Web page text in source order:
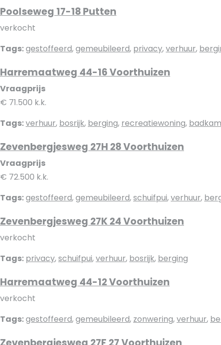
Poolseweg 17-18 Putten
verkocht
Tags:gestoffeerd,gemeubileerd, privacy,verhuur,
Harremaatweg 44-16 Voorthuizen
Vraagprijs
€ 71.500 k.k.
Tags:verhuur, bosrijk, berging, recreatiewoning,
Zevenbergjesweg 27H 28 Voorthuizen
Vraagprijs
€ 72.500 k.k.
Tags:gestoffeerd,gemeubileerd,schuifpui,verhuur,
Zevenbergjesweg 27K 24 Voorthuizen
verkocht
Tags: privacy,schuifpui,verhuur, bosrijk, berging
Harremaatweg 44-12 Voorthuizen
verkocht
Tags:gestoffeerd,gemeubileerd, zonwering,verhuur,